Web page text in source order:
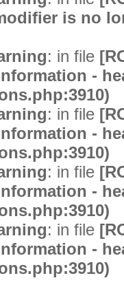
is no
: in file
-
: in file
-
: in file
-
: in file
-